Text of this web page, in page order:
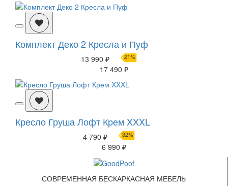
Комплект Деко 2 Кресла и Пуф
13 990 ₽ 21%
17 490 ₽
Кресло Груша Лофт Крем XXXL
4 790 ₽ 32%
6 990 ₽
СОВРЕМЕННАЯ БЕСКАРКАСНАЯ МЕБЕЛЬ